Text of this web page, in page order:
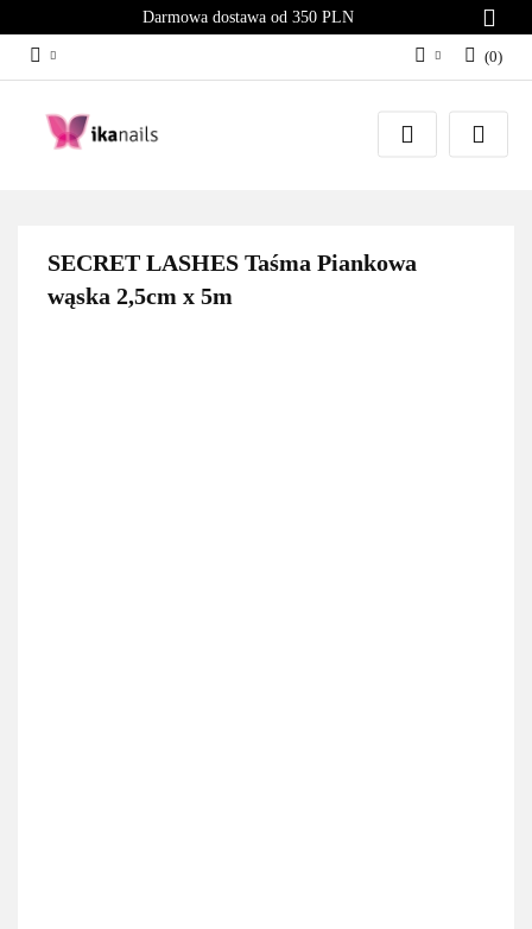
Darmowa dostawa od 350 PLN
Zaloguj się
Załóż konto
(0)
SECRET LASHES Taśma Piankowa
wąska 2,5cm x 5m